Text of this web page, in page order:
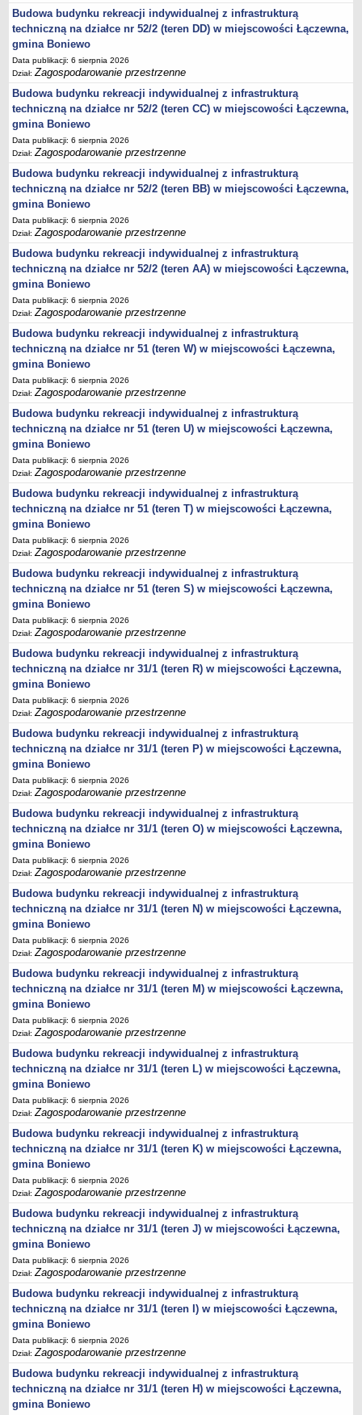
Gminne Instytucje Kultury
Nabór pracowników na stanowiska pracy
Deklaracja dostępności strony internetowej Urzędu Gminy Boniewo
RODO
REJESTRY
Rejestry i ewidencje
Rejestr działalności regulowanej
Ewidencja udzielonych i cofniętych zezwoleń na prowadzenie
Zbiorowego Zaopatrzenia w Wodę i Zbiorowego Odprowadzania
Ścieków
Rejestr Instytucji Kultury
Zestawienie przedsiębiorców w zakresie opróżniania zbiorników
bezodpływowych lub osadników
AKTUALNOŚCI GMINY BONIEWO
FINANSE GMINY
Majątek gminy
Budżet
sprawozdania z wykonania budżetu
Plan postępowań na 2026 rok
Plan postępowań na rok 2024
Plan postępowań o udzielenie zamówień na rok 2023
Plan postępowań o udzielenie zamówień na rok 2022
Plan postępowań w 2021 roku
Plan postępowań o udzielenie zamówień w 2020 roku
Plan postępowań o udzielenie zamówień na 2019
Plan postępowań o udzielenie zamówień w 2018 roku
Plan postępowań o udzielenie zamówień w 2017 roku
Dług publiczny, Pomoc publiczna
Realizacja inwestycji
przetargi
Konkursy
elektronizacja zamówień publicznych
zamówienia do 170 000 PLN
PRAWO LOKALNE
Statut
Uchwały
Projekty uchwał
Zarządzenia
Protokoły
Opłaty i podatki
Zagospodarowanie przestrzenne
Obwieszczenia,Zawiadomienia, sprawozdania ochrony środowiska
Decyzje o środowiskowych uwarunkowaniach
REWITALIZACJA GMINY BONIEWO
PPWOW
Aktualności
konkursy
Podręcznik PPWOW
Plan działania
Strategia Rozwiązywania Problemów Społecznych
Lista osób kluczowych
Lista aktywności społecznych
Lista lokalnych liderów
Podmioty realizujące usługi integracji społecznej w 2009
Wykaz usług społecznych
Plan utrwalania rezultatów
MIENIE KOMUNALNE
2006
2007
2008
2010
2009
POMOC PUBLICZNA
PUBLICZNIE DOSTĘPNY WYKAZ DANYCH ZAWIERAJĄCYCH INFORMACJE O
Pliki do pobrania
Udostepnianie informacji o środowisku
Informacja o wykazie
Budowa budynku rekreacji indywidualnej z infrastrukturą
techniczną na działce nr 52/2 (teren DD) w miejscowości Łączewna,
gmina Boniewo
Data publikacji: 6 sierpnia 2026
Dział:Zagospodarowanie przestrzenne
Budowa budynku rekreacji indywidualnej z infrastrukturą
techniczną na działce nr 52/2 (teren CC) w miejscowości Łączewna,
gmina Boniewo
Data publikacji: 6 sierpnia 2026
Dział:Zagospodarowanie przestrzenne
Budowa budynku rekreacji indywidualnej z infrastrukturą
techniczną na działce nr 52/2 (teren BB) w miejscowości Łączewna,
gmina Boniewo
Data publikacji: 6 sierpnia 2026
Dział:Zagospodarowanie przestrzenne
Budowa budynku rekreacji indywidualnej z infrastrukturą
techniczną na działce nr 52/2 (teren AA) w miejscowości Łączewna,
gmina Boniewo
Data publikacji: 6 sierpnia 2026
Dział:Zagospodarowanie przestrzenne
Budowa budynku rekreacji indywidualnej z infrastrukturą
techniczną na działce nr 51 (teren W) w miejscowości Łączewna,
gmina Boniewo
Data publikacji: 6 sierpnia 2026
Dział:Zagospodarowanie przestrzenne
Budowa budynku rekreacji indywidualnej z infrastrukturą
techniczną na działce nr 51 (teren U) w miejscowości Łączewna,
gmina Boniewo
Data publikacji: 6 sierpnia 2026
Dział:Zagospodarowanie przestrzenne
Budowa budynku rekreacji indywidualnej z infrastrukturą
techniczną na działce nr 51 (teren T) w miejscowości Łączewna,
gmina Boniewo
Data publikacji: 6 sierpnia 2026
Dział:Zagospodarowanie przestrzenne
Budowa budynku rekreacji indywidualnej z infrastrukturą
techniczną na działce nr 51 (teren S) w miejscowości Łączewna,
gmina Boniewo
Data publikacji: 6 sierpnia 2026
Dział:Zagospodarowanie przestrzenne
Budowa budynku rekreacji indywidualnej z infrastrukturą
techniczną na działce nr 31/1 (teren R) w miejscowości Łączewna,
gmina Boniewo
Data publikacji: 6 sierpnia 2026
Dział:Zagospodarowanie przestrzenne
Budowa budynku rekreacji indywidualnej z infrastrukturą
techniczną na działce nr 31/1 (teren P) w miejscowości Łączewna,
gmina Boniewo
Data publikacji: 6 sierpnia 2026
Dział:Zagospodarowanie przestrzenne
Budowa budynku rekreacji indywidualnej z infrastrukturą
techniczną na działce nr 31/1 (teren O) w miejscowości Łączewna,
gmina Boniewo
Data publikacji: 6 sierpnia 2026
Dział:Zagospodarowanie przestrzenne
Budowa budynku rekreacji indywidualnej z infrastrukturą
techniczną na działce nr 31/1 (teren N) w miejscowości Łączewna,
gmina Boniewo
Data publikacji: 6 sierpnia 2026
Dział:Zagospodarowanie przestrzenne
Budowa budynku rekreacji indywidualnej z infrastrukturą
techniczną na działce nr 31/1 (teren M) w miejscowości Łączewna,
gmina Boniewo
Data publikacji: 6 sierpnia 2026
Dział:Zagospodarowanie przestrzenne
Budowa budynku rekreacji indywidualnej z infrastrukturą
techniczną na działce nr 31/1 (teren L) w miejscowości Łączewna,
gmina Boniewo
Data publikacji: 6 sierpnia 2026
Dział:Zagospodarowanie przestrzenne
Budowa budynku rekreacji indywidualnej z infrastrukturą
techniczną na działce nr 31/1 (teren K) w miejscowości Łączewna,
gmina Boniewo
Data publikacji: 6 sierpnia 2026
Dział:Zagospodarowanie przestrzenne
Budowa budynku rekreacji indywidualnej z infrastrukturą
techniczną na działce nr 31/1 (teren J) w miejscowości Łączewna,
gmina Boniewo
Data publikacji: 6 sierpnia 2026
Dział:Zagospodarowanie przestrzenne
Budowa budynku rekreacji indywidualnej z infrastrukturą
techniczną na działce nr 31/1 (teren I) w miejscowości Łączewna,
gmina Boniewo
Data publikacji: 6 sierpnia 2026
Dział:Zagospodarowanie przestrzenne
Budowa budynku rekreacji indywidualnej z infrastrukturą
techniczną na działce nr 31/1 (teren H) w miejscowości Łączewna,
gmina Boniewo